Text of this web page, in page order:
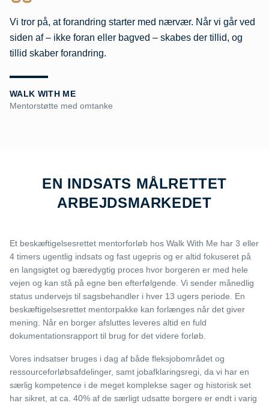
Vi tror på, at forandring starter med nærvær. Når vi går ved
siden af – ikke foran eller bagved – skabes der tillid, og
tillid skaber forandring.
WALK WITH ME
Mentorstøtte med omtanke
EN INDSATS MÅLRETTET
ARBEJDSMARKEDET
Et beskæftigelsesrettet mentorforløb hos Walk With Me har 3 eller
4 timers ugentlig indsats og fast ugepris og er altid fokuseret på
en langsigtet og bæredygtig proces hvor borgeren er med hele
vejen og kan stå på egne ben efterfølgende. Vi sender månedlig
status undervejs til sagsbehandler i hver 13 ugers periode. En
beskæftigelsesrettet mentorpakke kan forlænges når det giver
mening. Når en borger afsluttes leveres altid en fuld
dokumentationsrapport til brug for det videre forløb.
Vores indsatser bruges i dag af både fleksjobområdet og
ressourceforløbsafdelinger, samt jobafklaringsregi, da vi har en
særlig kompetence i de meget komplekse sager og historisk set
har sikret, at ca. 40% af de særligt udsatte borgere er endt i varig